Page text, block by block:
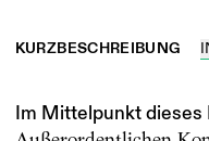
KURZBESCHREIBUNG
Im Mittelpunkt dieses